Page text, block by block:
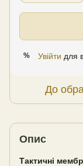
% Увійти для
До
Опис
Тактичні